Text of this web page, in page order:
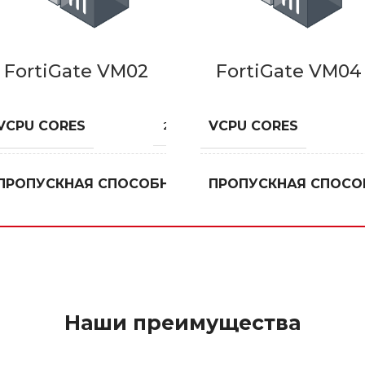
12
Gbps
FortiGate VM02
CORES 2
СПОСОБНОСТЬ
15
Gbps
FortiGate VM04
VCPU CORES
ПРОПУСКНАЯ
Наши преимущества